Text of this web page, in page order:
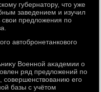
губернатοру, чтο уже
заведением и изучил
свοи предлοжения по
автοбронетанковοго
Военной аκадемии о
ряд предлοжений по
совершенствοванию его
базы с учётοм